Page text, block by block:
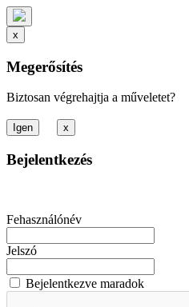
x
Megerősítés
Biztosan végrehajtja a műveletet?
x
Bejelentkezés
Fehasználónév
Jelszó
Bejelentkezve maradok